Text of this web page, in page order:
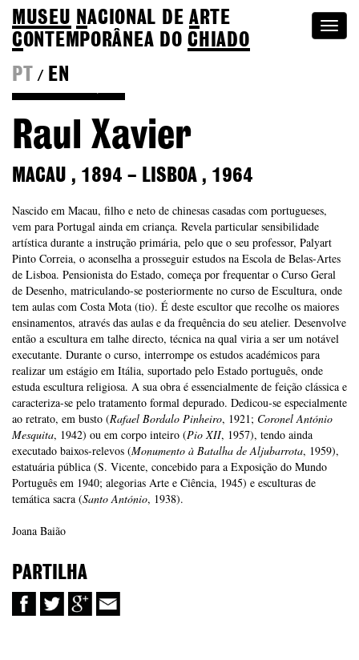
MUSEU NACIONAL DEA RTE
CONTEMPORÂNEA DOCHIADO
PT
/ EN
Raul Xavier
MACAU , 1894 – LISBOA , 1964
Nascido em Macau, filho e neto de chinesas casadas com portugueses,
vem para Portugal ainda em criança. Revela particular sensibilidade
artística durante a instrução primária, pelo que o seu professor, Palyart
Pinto Correia, o aconselha a prosseguir estudos na Escola de Belas-Artes
de Lisboa. Pensionista do Estado, começa por frequentar o Curso Geral
de Desenho, matriculando-se posteriormente no curso de Escultura, onde
tem aulas com Costa Mota (tio). É deste escultor que recolhe os maiores
ensinamentos, através das aulas e da frequência do seu atelier. Desenvolve
então a escultura em talhe directo, técnica na qual viria a ser um notável
executante. Durante o curso, interrompe os estudos académicos para
realizar um estágio em Itália, suportado pelo Estado português, onde
estuda escultura religiosa. A sua obra é essencialmente de feição clássica e
caracteriza-se pelo tratamento formal depurado. Dedicou-se especialmente
ao retrato, em busto (Rafael Bordalo Pinheiro, 1921; Coronel António
Mesquita, 1942) ou em corpo inteiro (Pio XII, 1957), tendo ainda
executado baixos-relevos (Monumento à Batalha de Aljubarrota, 1959),
estatuária pública (S. Vicente, concebido para a Exposição do Mundo
Português em 1940; alegorias Arte e Ciência, 1945) e esculturas de
temática sacra (Santo António, 1938).
Joana Baião
PARTILHA